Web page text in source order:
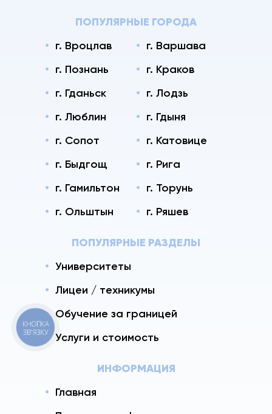
ПОПУЛЯРНЫЕ ГОРОДА
г. Вроцлав
г. Варшава
г. Познань
г. Краков
г. Гданьск
г. Лодзь
г. Люблин
г. Гдыня
г. Сопот
г. Катовице
г. Быдгощ
г. Рига
г. Гамильтон
г. Торунь
г. Ольштын
г. Ряшев
ПОПУЛЯРНЫЕ РАЗДЕЛЫ
Университеты
Лицеи / техникумы
Обучение за границей
Услуги и стоимость
ИНФОРМАЦИЯ
Главная
КНОПКА
ЗВ'ЯЗКУ